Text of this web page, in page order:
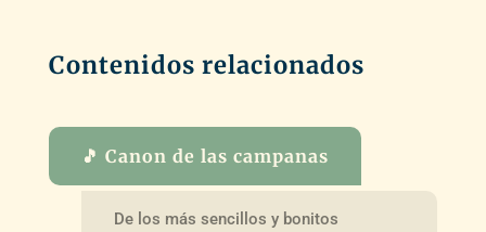
Contenidos relacionados
🎵 Canon de las campanas
De los más sencillos y bonitos